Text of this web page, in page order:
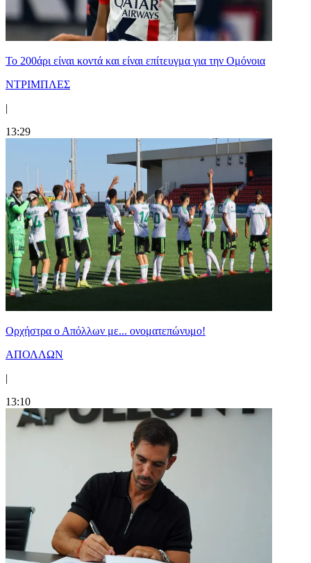
Το 200άρι είναι κοντά και είναι επίτευγμα για την Ομόνοια
ΝΤΡΙΜΠΛΕΣ
|
13:29
Ορχήστρα o Aπόλλων με... ονοματεπώνυμο!
ΑΠΟΛΛΩΝ
|
13:10